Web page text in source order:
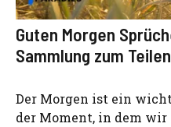
Guten Morgen
Sammlung zum
Der Morgen ist ein
der Moment, in dem wir